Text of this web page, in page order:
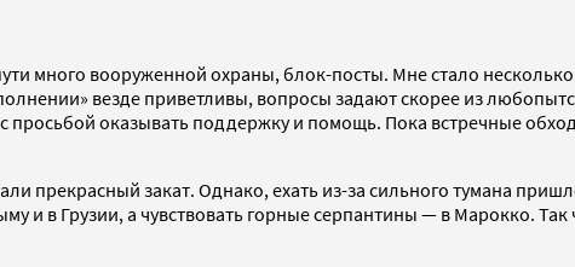
много вооруженной охраны, блок-посты. Мне стало
везде приветливы, вопросы задают скорее из
оказывать поддержку и помощь. Пока встречные
прекрасный закат. Однако, ехать из-за сильного тумана
и в Грузии, а чувствовать горные серпантины — в Марокко.